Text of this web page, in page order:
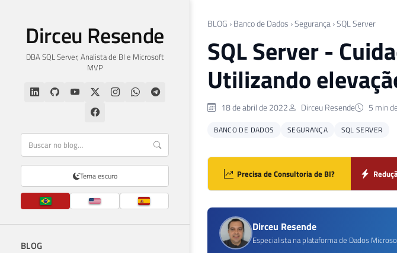
Dirceu Resende
DBA SQL Server, Analista de BI e Microsoft
MVP
Tema escuro
BLOG
BLOG › Banco de Dados ›Segurança ›SQL Server
SQL Server -
Utilizando
18 de abril de 2022 Dirceu Resende 5 min
BANCO DE DADOS SEGURANÇA SQL SERVER
Precisa de Consultoria de BI?
Dirceu Resende
Especialista na plataforma de Dados